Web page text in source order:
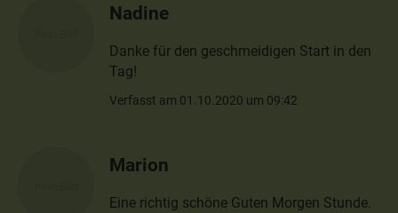
Nadine
Danke für den geschmeidigen Start in den
Tag!
Verfasst am 01.10.2020 um 09:42
Marion
Eine richtig schöne Guten Morgen Stunde.